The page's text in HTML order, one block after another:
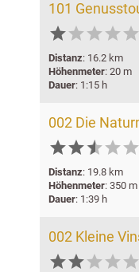
101
   
Distanz: 16.2 km
Höhenmeter: 20 m
Dauer: 1:15 h
002 Die


Distanz: 19.8 km
Höhenmeter: 350 m
Dauer: 1:39 h
002 Kleine
  